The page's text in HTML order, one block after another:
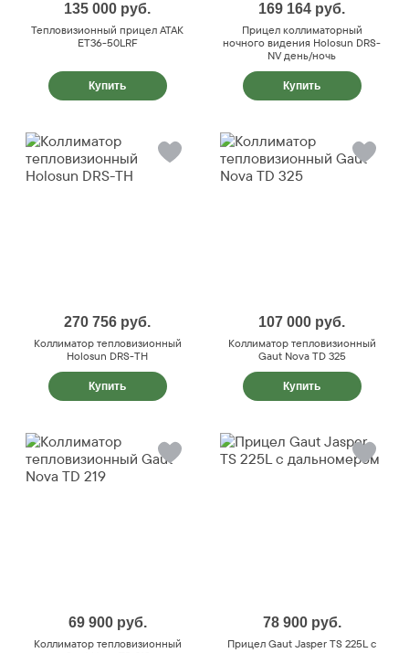
135 000 руб.
Тепловизионный прицел ATAK
ET36-50LRF
Купить
169 164 руб.
Прицел коллиматорный
ночного видения Holosun DRS-
NV день/ночь
Купить
270 756 руб.
Коллиматор тепловизионный
Holosun DRS-TH
Купить
107 000 руб.
Коллиматор тепловизионный
Gaut Nova TD 325
Купить
69 900 руб.
Коллиматор тепловизионный
78 900 руб.
Прицел Gaut Jasper TS 225L с